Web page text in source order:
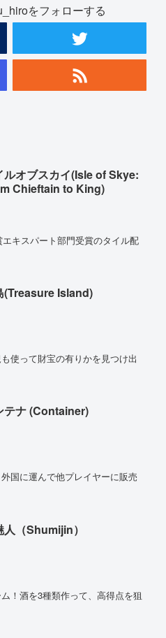
をフォローする
ルオブスカイ(Isle of Skye:
Chieftain to King)
キスパート部門受賞のタイル配
(Treasure Island)
使って財宝の有りかを見つけ出
テナ (Container)
国に運んで他プレイヤーに販売
人（Shumijin）
！酒を3種類作って、高得点を狙